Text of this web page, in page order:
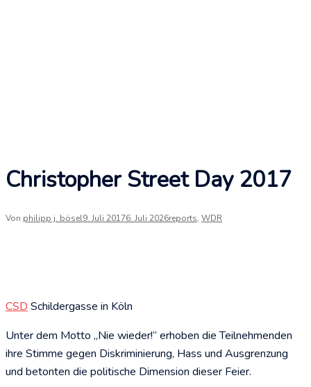
Christopher Street Day 2017
Von philipp j. bösel9. Juli 20176. Juli 2026reports, WDR
CSD Schildergasse in Köln
Unter dem Motto „Nie wieder!“ erhoben die Teilnehmenden
ihre Stimme gegen Diskriminierung, Hass und Ausgrenzung
und betonten die politische Dimension dieser Feier.